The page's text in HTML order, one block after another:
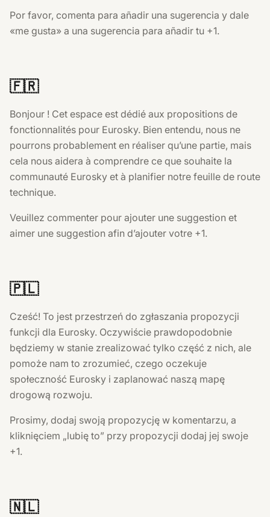
Por favor, comenta para añadir una sugerencia y dale
«me gusta» a una sugerencia para añadir tu +1.
🇫🇷
Bonjour ! Cet espace est dédié aux propositions de
fonctionnalités pour Eurosky. Bien entendu, nous ne
pourrons probablement en réaliser qu’une partie, mais
cela nous aidera à comprendre ce que souhaite la
communauté Eurosky et à planifier notre feuille de route
technique.
Veuillez commenter pour ajouter une suggestion et
aimer une suggestion afin d’ajouter votre +1.
🇵🇱
Cześć! To jest przestrzeń do zgłaszania propozycji
funkcji dla Eurosky. Oczywiście prawdopodobnie
będziemy w stanie zrealizować tylko część z nich, ale
pomoże nam to zrozumieć, czego oczekuje
społeczność Eurosky i zaplanować naszą mapę
drogową rozwoju.
Prosimy, dodaj swoją propozycję w komentarzu, a
kliknięciem „lubię to” przy propozycji dodaj jej swoje
+1.
🇳🇱